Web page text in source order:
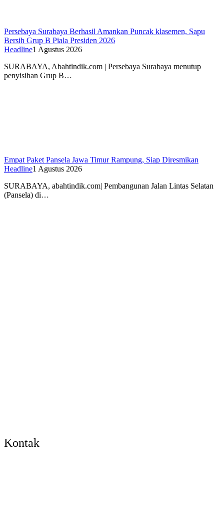
Persebaya Surabaya Berhasil Amankan Puncak klasemen, Sapu
Bersih Grup B Piala Presiden 2026
Headline1 Agustus 2026
SURABAYA, Abahtindik.com | Persebaya Surabaya menutup
penyisihan Grup B…
Empat Paket Pansela Jawa Timur Rampung, Siap Diresmikan
Headline1 Agustus 2026
SURABAYA, abahtindik.com| Pembangunan Jalan Lintas Selatan
(Pansela) di…
Kontak